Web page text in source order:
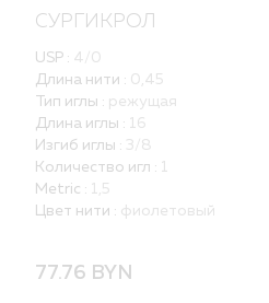
персональных данных
СУРГИКРОЛ
USP : 4/0
Длина нити : 0,45
Тип иглы : режущая
Длина иглы : 16
Изгиб иглы : 3/8
Количество игл : 1
Metric : 1,5
Цвет нити : фиолетовый
77.76 BYN